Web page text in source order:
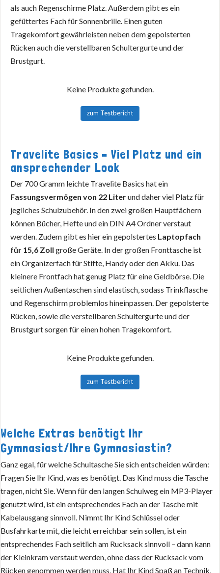
als auch Regenschirme Platz. Außerdem gibt es ein
gefüttertes Fach für Sonnenbrille. Einen guten
Tragekomfort gewährleisten neben dem gepolsterten
Rücken auch die verstellbaren Schultergurte und der
Brustgurt.
Keine Produkte gefunden.
zum Testbericht
Travelite Basics – Viel Platz und ein
ansprechender Look
Der 700 Gramm leichte Travelite Basics hat ein
Fassungsvermögen von 22 Literund daher viel Platz für
jegliches Schulzubehör. In den zwei großen Hauptfächern
können Bücher, Hefte und ein DIN A4 Ordner verstaut
werden. Zudem gibt es hier ein gepolstertes Laptopfach
für 15,6 Zoll große Geräte. In der großen Fronttasche ist
ein Organizerfach für Stifte, Handy oder den Akku. Das
kleinere Frontfach hat genug Platz für eine Geldbörse. Die
seitlichen Außentaschen sind elastisch, sodass Trinkflasche
und Regenschirm problemlos hineinpassen. Der gepolsterte
Rücken, sowie die verstellbaren Schultergurte und der
Brustgurt sorgen für einen hohen Tragekomfort.
Keine Produkte gefunden.
zum Testbericht
Welche Extras benötigt Ihr
Gymnasiast/Ihre Gymnasiastin?
Ganz egal, für welche Schultasche Sie sich entscheiden würden:
Fragen Sie Ihr Kind, was es benötigt. Das Kind muss die Tasche
tragen, nicht Sie. Wenn für den langen Schulweg ein MP3-Player
genutzt wird, ist ein entsprechendes Fach an der Tasche mit
Kabelausgang sinnvoll. Nimmt Ihr Kind Schlüssel oder
Busfahrkarte mit, die leicht erreichbar sein sollen, ist ein
entsprechendes Fach seitlich am Rucksack sinnvoll – dann kann
der Kleinkram verstaut werden, ohne dass der Rucksack vom
Rücken genommen werden muss. Hat Ihr Kind Spaß an Technik,